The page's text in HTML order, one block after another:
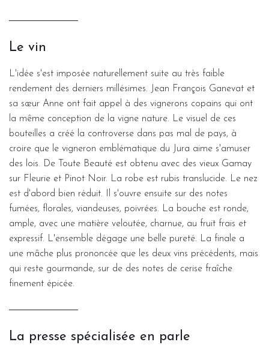
Le vin
L'idée s'est imposée naturellement suite au très faible
rendement des derniers millésimes. Jean François Ganevat et
sa sœur Anne ont fait appel à des vignerons copains qui ont
la même conception de la vigne nature. Le visuel de ces
bouteilles a créé la controverse dans pas mal de pays, à
croire que le vigneron emblématique du Jura aime s'amuser
des lois. De Toute Beauté est obtenu avec des vieux Gamay
sur Fleurie et Pinot Noir. La robe est rubis translucide. Le nez
est d'abord bien réduit. Il s'ouvre ensuite sur des notes
fumées, florales, viandeuses, poivrées. La bouche est ronde,
ample, avec une matière veloutée, charnue, au fruit frais et
expressif. L'ensemble dégage une belle pureté. La finale a
une mâche plus prononcée que les deux vins précédents, mais
qui reste gourmande, sur de des notes de cerise fraîche
finement épicée.
La presse spécialisée en parle